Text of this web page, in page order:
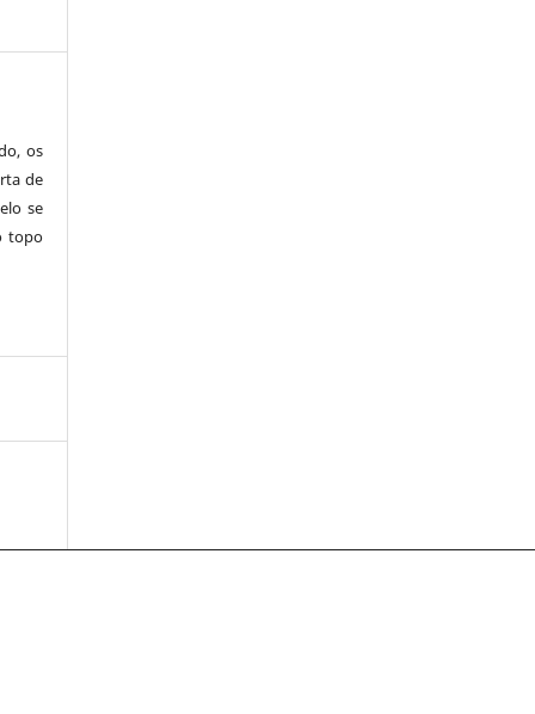
os
de
se
topo